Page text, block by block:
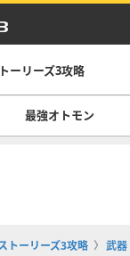
ーリーズ3攻略
最強オトモン
トーリーズ3攻略 武器